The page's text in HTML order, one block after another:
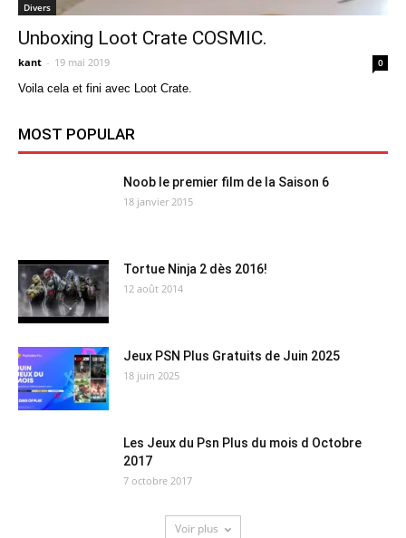
Divers
Unboxing Loot Crate COSMIC.
kant - 19 mai 2019 0
Voila cela et fini avec Loot Crate.
MOST POPULAR
Noob le premier film de la Saison 6
18 janvier 2015
Tortue Ninja 2 dès 2016!
12 août 2014
Jeux PSN Plus Gratuits de Juin 2025
18 juin 2025
Les Jeux du Psn Plus du mois d Octobre
2017
7 octobre 2017
Voir plus